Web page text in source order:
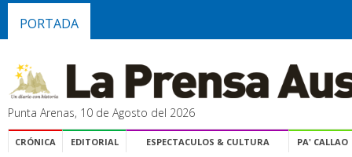
PORTADA
Punta Arenas, 10 de Agosto del 2026
CRÓNICA EDITORIAL ESPECTACULOS & CULTURA PA' CALLAO